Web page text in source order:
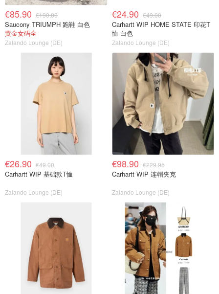
€85.90 €190.00
Saucony TRIUMPH 跑鞋 白色
黄金女码全
Zalando Lounge (DE)
€24.90 €49.00
Carhartt WIP HOME STATE 印花T
恤 白色
Zalando Lounge (DE)
€26.90 €49.00
Carhartt WIP 基础款T恤
Zalando Lounge (DE)
€98.90 €229.95
Carhartt WIP 连帽夹克
Zalando Lounge (DE)